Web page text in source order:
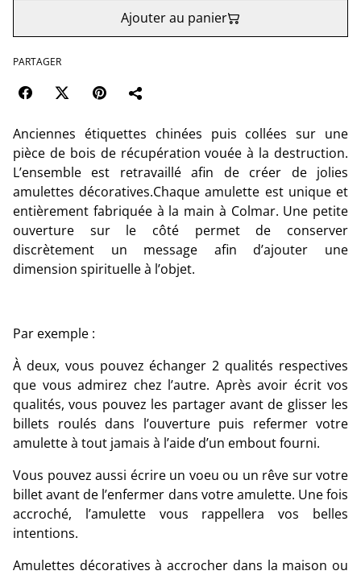
Ajouter au panier
PARTAGER
Anciennes étiquettes chinées puis collées sur une
pièce de bois de récupération vouée à la destruction.
L’ensemble est retravaillé afin de créer de jolies
amulettes décoratives.Chaque amulette est unique et
entièrement fabriquée à la main à Colmar. Une petite
ouverture sur le côté permet de conserver
discrètement un message afin d’ajouter une
dimension spirituelle à l’objet.
Par exemple :
À deux, vous pouvez échanger 2 qualités respectives
que vous admirez chez l’autre. Après avoir écrit vos
qualités, vous pouvez les partager avant de glisser les
billets roulés dans l’ouverture puis refermer votre
amulette à tout jamais à l’aide d’un embout fourni.
Vous pouvez aussi écrire un voeu ou un rêve sur votre
billet avant de l’enfermer dans votre amulette. Une fois
accroché, l’amulette vous rappellera vos belles
intentions.
Amulettes décoratives à accrocher dans la maison ou